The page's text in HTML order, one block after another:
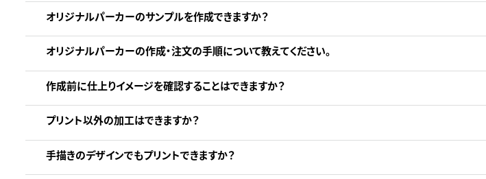
オリジナルパーカーのサンプルを作成できますか？
オリジナルパーカーの作成・注文の手順について教えてください。
作成前に仕上りイメージを確認することはできますか？
プリント以外の加工はできますか？
手描きのデザインでもプリントできますか？